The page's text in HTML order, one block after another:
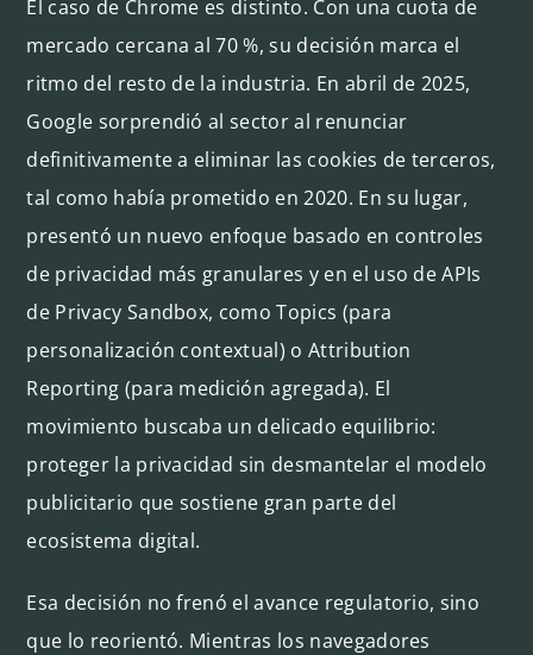
El caso de Chrome es distinto. Con una cuota de
mercado cercana al 70 %, su decisión marca el
ritmo del resto de la industria. En abril de 2025,
Google sorprendió al sector al renunciar
definitivamente a eliminar las cookies de terceros,
tal como había prometido en 2020. En su lugar,
presentó un nuevo enfoque basado en controles
de privacidad más granulares y en el uso de APIs
de Privacy Sandbox, como Topics (para
personalización contextual) o Attribution
Reporting (para medición agregada). El
movimiento buscaba un delicado equilibrio:
proteger la privacidad sin desmantelar el modelo
publicitario que sostiene gran parte del
ecosistema digital.
Esa decisión no frenó el avance regulatorio, sino
que lo reorientó. Mientras los navegadores